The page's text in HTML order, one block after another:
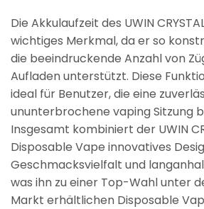
Die Akkulaufzeit des UWIN
wichtiges Merkmal, da er so
die beeindruckende Anzahl von
Aufladen unterstützt. Diese
ideal für Benutzer, die eine
ununterbrochene vaping Sitzung
Insgesamt kombiniert der UWIN
Disposable Vape innovatives
Geschmacksvielfalt und
was ihn zu einer Top-Wahl unter
Markt erhältlichen Disposable